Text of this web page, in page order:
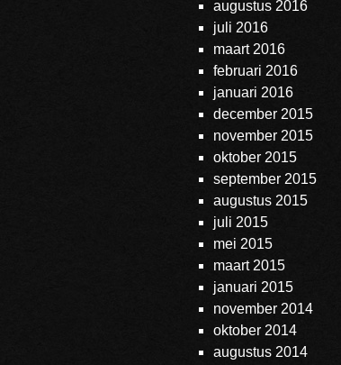
augustus 2016
juli 2016
maart 2016
februari 2016
januari 2016
december 2015
november 2015
oktober 2015
september 2015
augustus 2015
juli 2015
mei 2015
maart 2015
januari 2015
november 2014
oktober 2014
augustus 2014